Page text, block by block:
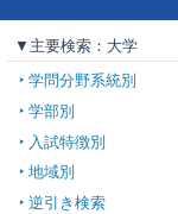
▼主要検索：大学
学問分野系統別
学部別
入試特徴別
地域別
逆引き検索